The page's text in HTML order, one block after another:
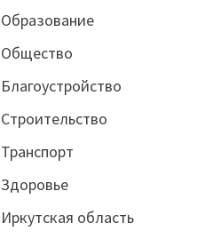
Образование
Общество
Благоустройство
Строительство
Транспорт
Здоровье
Иркутская область